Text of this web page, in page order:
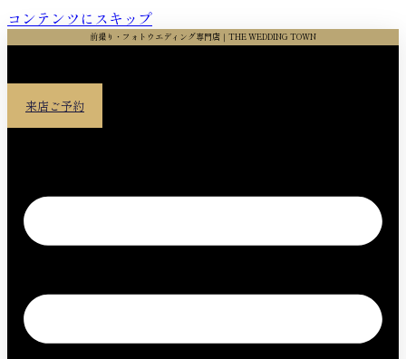
コンテンツにスキップ
前撮り・フォトウエディング専門店｜THE WEDDING TOWN
来店ご予約